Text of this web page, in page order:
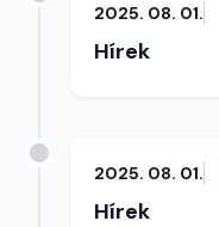
2025. 08. 01.
Hírek
2025. 08. 01.
Hírek